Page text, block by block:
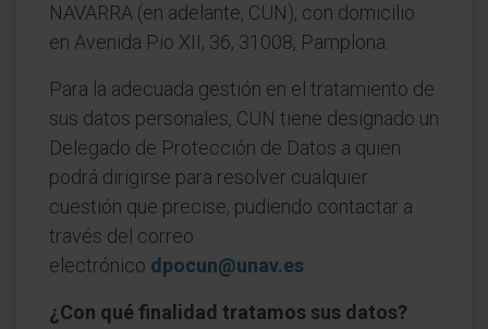
NAVARRA (en adelante, CUN), con domicilio
en Avenida Pio XII, 36, 31008, Pamplona.
Para la adecuada gestión en el tratamiento de
sus datos personales, CUN tiene designado un
Delegado de Protección de Datos a quien
podrá dirigirse para resolver cualquier
cuestión que precise, pudiendo contactar a
través del correo
electrónico dpocun@unav.es
¿Con qué finalidad tratamos sus datos?